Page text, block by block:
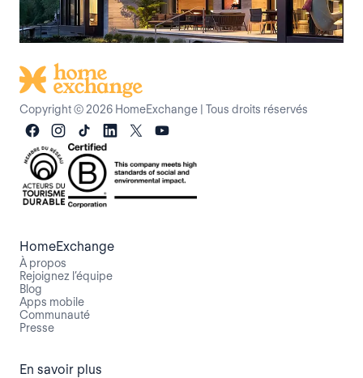
Copyright © 2026 HomeExchange Tous droits réservés
HomeExchange
À propos
Rejoignez l’équipe
Blog
Apps mobile
Communauté
Presse
En savoir plus